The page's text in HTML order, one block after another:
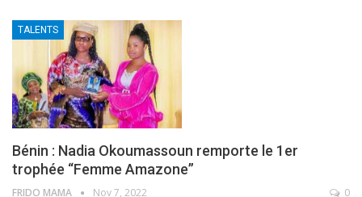
TALENTS
Bénin : Nadia Okoumassoun remporte le 1er
trophée “Femme Amazone”
FRIDO MAMA Nov 7, 2022 0